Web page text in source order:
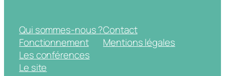
Qui sommes-nous ?
Fonctionnement
Les conférences
Le site
Contact
Mentions légales